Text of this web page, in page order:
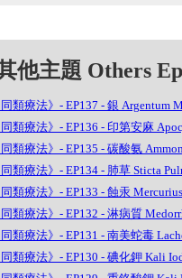
他主題 Others
同類療法》- EP137 - 銀 Argentum
同類療法》- EP136 - 印第安麻
同類療法》- EP135 - 碳酸氨
類療法》- EP134 - 肺草 Sticta
類療法》- EP133 - 蝕汞
同類療法》- EP132 - 淋病質
類療法》- EP131 - 南美蛇毒
同類療法》- EP130 - 碘化鉀 Kali